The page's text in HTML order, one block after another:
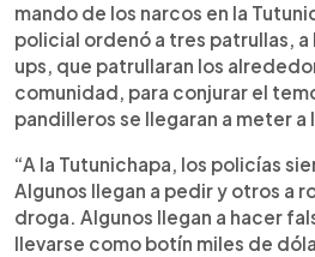
mando de los narcos en la
policial ordenó a tres patrullas,
ups, que patrullaran los
comunidad, para conjurar el
pandilleros se llegaran a meter a
“A la Tutunichapa, los policías
Algunos llegan a pedir y otros a
droga. Algunos llegan a hacer
llevarse como botín miles de